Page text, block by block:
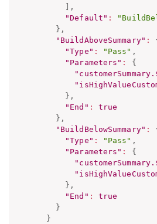
,
"Default" :
} ,
"BuildAboveSummary" :
"Type" : "Pass" ,
"Parameters" :
{
} ,
"End" :
true
} ,
"BuildBelowSummary" :
"Type" : "Pass" ,
"Parameters" :
{
} ,
"End" :
true
}
}